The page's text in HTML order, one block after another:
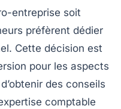
entreprise soit
préfèrent dédier
Cette décision est
pour les aspects
des conseils
comptable